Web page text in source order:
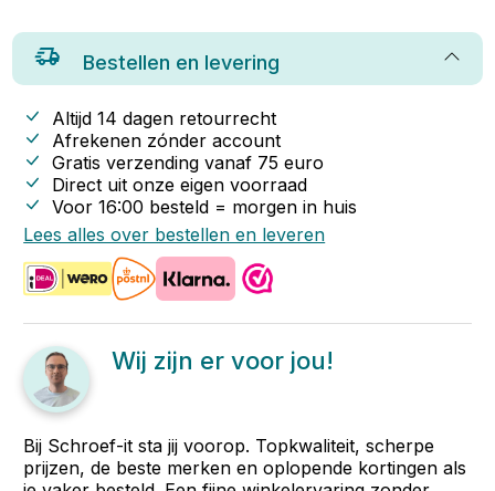
Bestellen en levering
Altijd 14 dagen retourrecht
Afrekenen zónder account
Gratis verzending vanaf 75 euro
Direct uit onze eigen voorraad
Voor 16:00 besteld = morgen in huis
Lees alles over bestellen en leveren
Wij zijn er voor jou!
Bij Schroef-it sta jij voorop. Topkwaliteit, scherpe
prijzen, de beste merken en oplopende kortingen als